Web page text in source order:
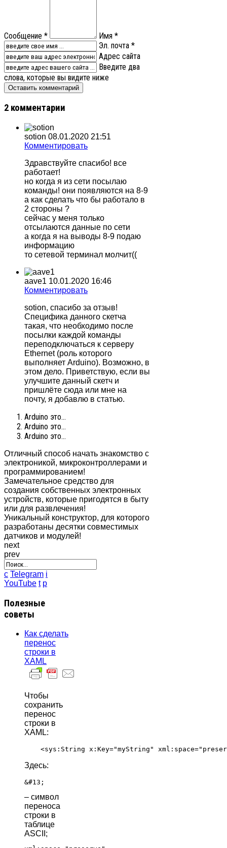
Сообщение *
Имя *
Эл. почта *
Адрес сайта
Введите два
слова, которые вы видите ниже
2 комментарии
sotion 08.01.2020 21:51
Комментировать
Здравствуйте спасибо! все
работает!
но когда я из сети посылаю
команды! они появляются на 8-9
а как сделать что бы работало в
2 стороны ?
сейчас у меня только
отсылаются данные по сети
а когда я на выводы 8-9 подаю
информацию
то сетевой терминал молчит((
aave1 10.01.2020 16:46
Комментировать
sotion, спасибо за отзыв!
Специфика данного скетча
такая, что необходимо после
посылки каждой команды
переподключаться к серверу
Ethernet (роль которого
выполняет Arduino). Возможно, в
этом дело. Приветствую, если вы
улучшите данный скетч и
пришлёте сюда или мне на
почту, я добавлю в статью.
Arduino это...
Arduino это...
Arduino это...
Отличный способ начать знакомство с
электроникой, микроконтроллерами и
программированием!
Замечательное средство для
создания собственных электронных
устройств, которые пригодятся в быту
или для развлечения!
Уникальный конструктор, для которого
разработаны десятки совместимых
датчиков и модулей!
next
prev
c Telegram i
YouTube t p
Полезные
советы
Как сделать
перенос
строки в
XAML
Чтобы
сохранить
перенос
строки в
XAML:
Здесь:
&#13;
– символ
переноса
строки в
таблице
ASCII;